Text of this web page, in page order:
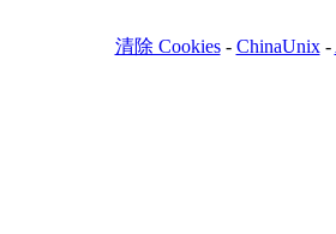
清除 Cookies- ChinaUnix-